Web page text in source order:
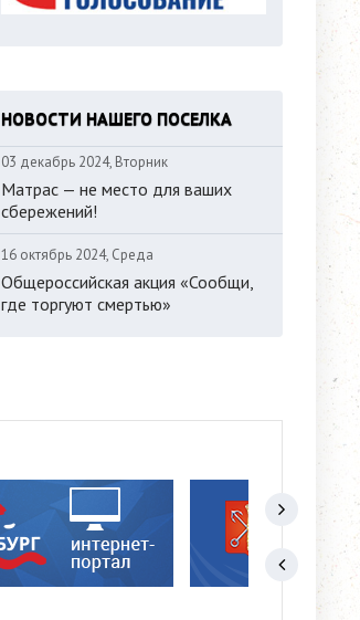
НОВОСТИ НАШЕГО ПОСЕЛКА
03 декабрь 2024, Вторник
Матрас — не место для ваших
сбережений!
16 октябрь 2024, Среда
Общероссийская акция «Сообщи,
где торгуют смертью»